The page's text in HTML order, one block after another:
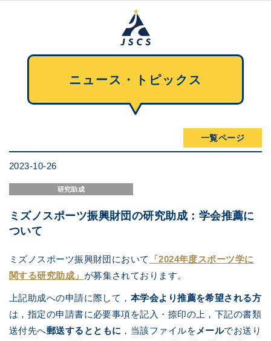
ニュース・トピックス
一覧ページ
2023-10-26
研究助成
ミズノスポーツ振興財団の研究助成：学会推薦に
ついて
ミズノスポーツ振興財団において
「2024年度スポーツ学に
関する研究助成」 が募集されております。
上記助成への申請に際して， 本学会より推薦を希望される方
は，指定の申請書に必要事項を記入・捺印の上，下記の書類
送付先へ郵送するとともに ，当該ファイルを メールでお送り